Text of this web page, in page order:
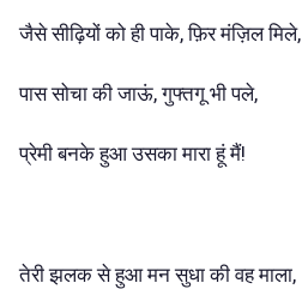
जैसे सीढ़ियों को ही पाके, फ़िर मंज़िल मिले,
पास सोचा की जाऊं, गुफ्तगू भी पले,
प्रेमी बनके हुआ उसका मारा हूं मैं!
तेरी झलक से हुआ मन सुधा की वह माला,